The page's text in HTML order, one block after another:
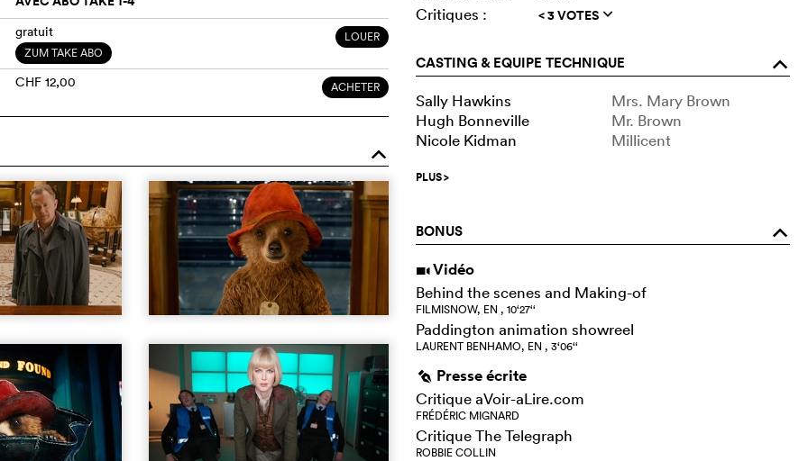
gratuit
ZUM TAKE ABO
LOUER
CHF 12,00 ACHETER
o
Critiques : < 3 VOTES q
CASTING & EQUIPE TECHNIQUE o
Sally Hawkins
Mrs. Mary Brown
Hugh Bonneville
Mr. Brown
Nicole Kidman
Millicent
PLUS>
BONUS o
i Vidéo
Behind the scenes and Making-of
FILMISNOW, EN , 10‘27‘‘
Paddington animation showreel
LAURENT BENHAMO, EN , 3‘06‘‘
g Presse écrite
Critique aVoir-aLire.com
FRÉDÉRIC MIGNARD
Critique The Telegraph
ROBBIE COLLIN